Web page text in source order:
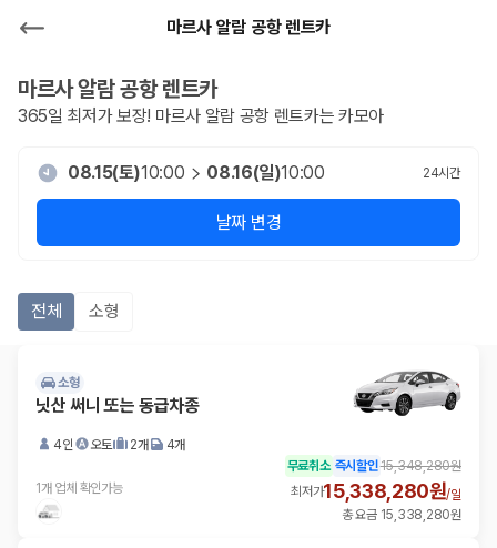
마르사 알람 공항 렌트카
마르사 알람 공항렌트카
365일 최저가 보장! 마르사 알람 공항 렌트카는 카모아
08.15(토)10:00 08.16(일)10:00 24시간
날짜 변경
전체 소형
소형
닛산 써니 또는 동급차종
4인 오토 2개 4개
1개 업체 확인가능
무료취소 즉시할인15,348,280원
최저가15,338,280원/일
총 요금 15,338,280원